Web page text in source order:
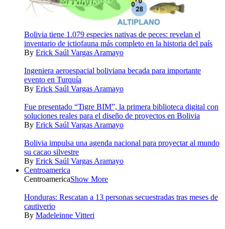
Bolivia tiene 1.079 especies nativas de peces: revelan el
inventario de ictiofauna más completo en la historia del país
By Erick Saúl Vargas Aramayo
Ingeniera aeroespacial boliviana becada para importante
evento en Turquía
By Erick Saúl Vargas Aramayo
Fue presentado “Tigre BIM”, la primera biblioteca digital con
soluciones reales para el diseño de proyectos en Bolivia
By Erick Saúl Vargas Aramayo
Bolivia impulsa una agenda nacional para proyectar al mundo
su cacao silvestre
By Erick Saúl Vargas Aramayo
Centroamerica
CentroamericaShow More
Honduras: Rescatan a 13 personas secuestradas tras meses de
cautiverio
By Madeleinne Vitteri